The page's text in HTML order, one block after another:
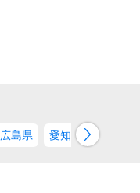
広島県 愛知県 東京